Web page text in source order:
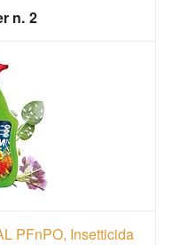
2
PFnPO, Insetticida